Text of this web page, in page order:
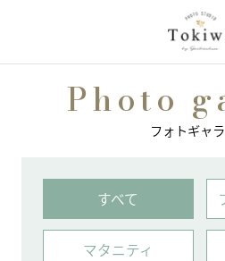
Photo
フォトギャ
すべて
マタニティ